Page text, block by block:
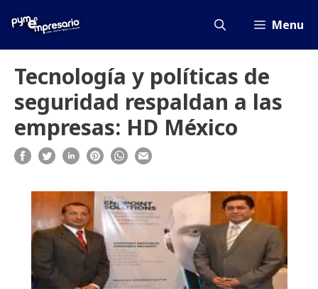
Menu
Tecnología y políticas de
seguridad respaldan a las
empresas: HD México